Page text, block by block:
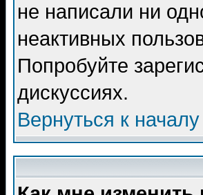
не написали ни
неактивных
Попробуйте
дискуссиях.
Вернуться к началу